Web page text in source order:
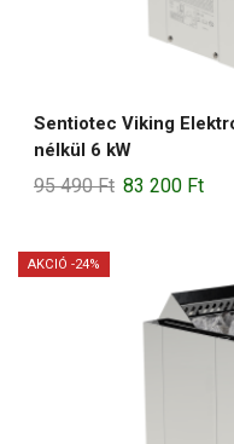
Sentiotec Viking
nélkül 6 kW
95 490Ft Original
490 Ft.
83 200 Ft
AKCIÓ -24%